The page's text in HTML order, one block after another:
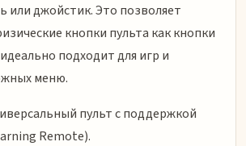
или джойстик. Это позволяет
кнопки пульта как кнопки
подходит для игр и
меню.
пульт с поддержкой
Remote).